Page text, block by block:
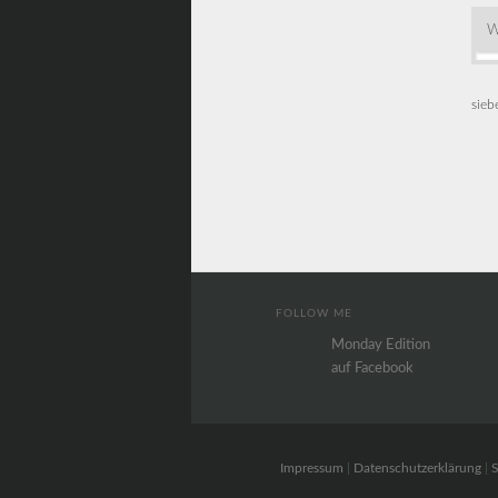
FOLLOW ME
Monday Edition
auf Facebook
Impressum Datenschutzerklärung